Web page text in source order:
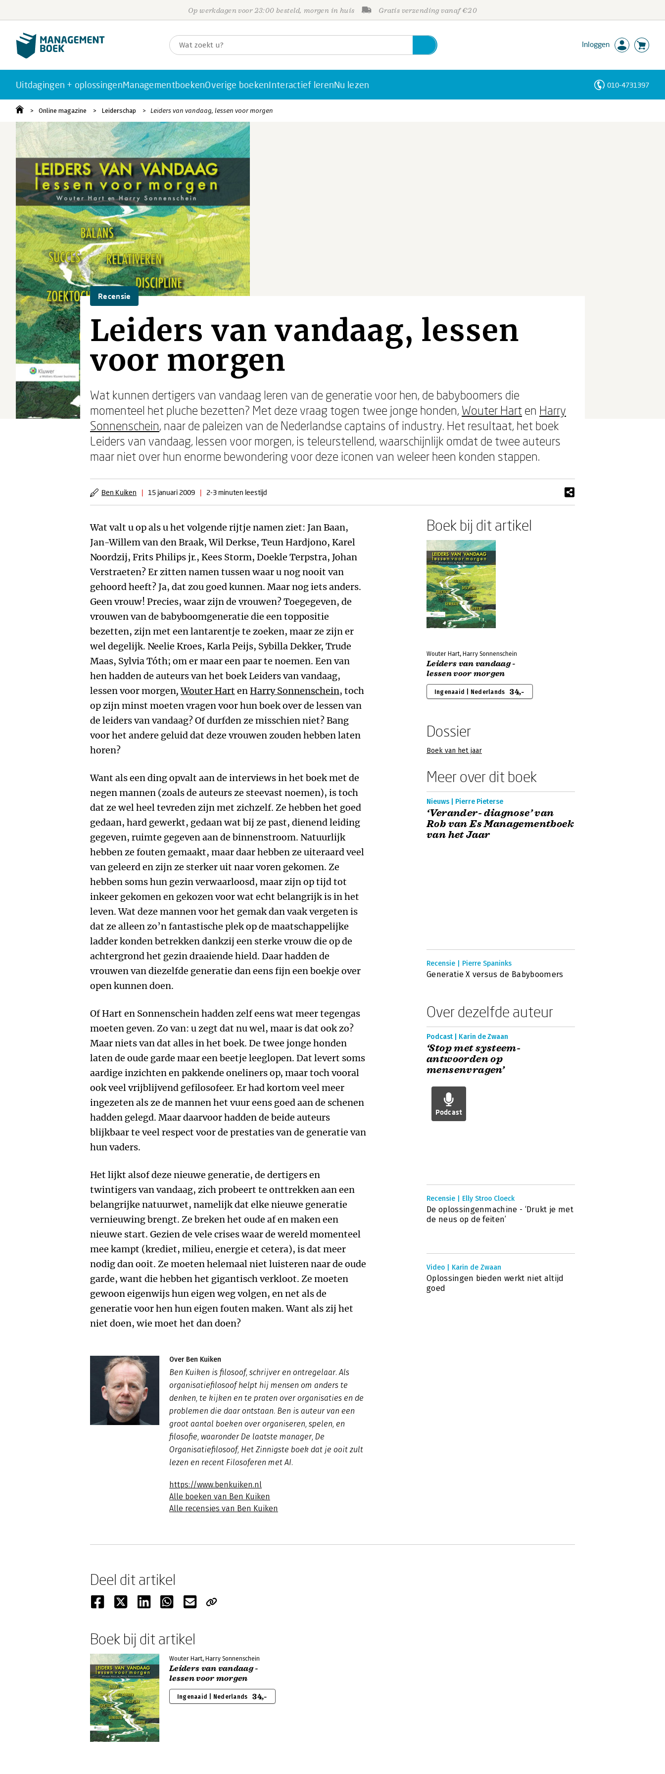
Op werkdagen voor 23:00 besteld, morgen in huis Gratis verzending vanaf €20
Inloggen
Uitdagingen + oplossingenManagementboekenOverige boekenInteractief lerenNu lezen 010-4731397
Online magazine Leiderschap Leiders van vandaag, lessen voor morgen
Recensie
Leiders van vandaag, lessen
voor morgen
Wat kunnen dertigers van vandaag leren van de generatie voor hen, de babyboomers die
momenteel het pluche bezetten? Met deze vraag togen twee jonge honden, Wouter Hart en Harry
Sonnenschein, naar de paleizen van de Nederlandse captains of industry. Het resultaat, het boek
Leiders van vandaag, lessen voor morgen, is teleurstellend, waarschijnlijk omdat de twee auteurs
maar niet over hun enorme bewondering voor deze iconen van weleer heen konden stappen.
Ben Kuiken | 15 januari 2009 | 2-3 minuten leestijd
Wat valt u op als u het volgende rijtje namen ziet: Jan Baan,
Jan-Willem van den Braak, Wil Derkse, Teun Hardjono, Karel
Noordzij, Frits Philips jr., Kees Storm, Doekle Terpstra, Johan
Verstraeten? Er zitten namen tussen waar u nog nooit van
gehoord heeft? Ja, dat zou goed kunnen. Maar nog iets anders.
Geen vrouw! Precies, waar zijn de vrouwen? Toegegeven, de
vrouwen van de babyboomgeneratie die een toppositie
bezetten, zijn met een lantarentje te zoeken, maar ze zijn er
wel degelijk. Neelie Kroes, Karla Peijs, Sybilla Dekker, Trude
Maas, Sylvia Tóth; om er maar een paar te noemen. Een van
hen hadden de auteurs van het boek Leiders van vandaag,
lessen voor morgen, Wouter Hart enHarry Sonnenschein, toch
op zijn minst moeten vragen voor hun boek over de lessen van
de leiders van vandaag? Of durfden ze misschien niet? Bang
voor het andere geluid dat deze vrouwen zouden hebben laten
horen?
Want als een ding opvalt aan de interviews in het boek met de
negen mannen (zoals de auteurs ze steevast noemen), is toch
dat ze wel heel tevreden zijn met zichzelf. Ze hebben het goed
gedaan, hard gewerkt, gedaan wat bij ze past, dienend leiding
gegeven, ruimte gegeven aan de binnenstroom. Natuurlijk
hebben ze fouten gemaakt, maar daar hebben ze uiteraard veel
van geleerd en zijn ze sterker uit naar voren gekomen. Ze
hebben soms hun gezin verwaarloosd, maar zijn op tijd tot
inkeer gekomen en gekozen voor wat echt belangrijk is in het
leven. Wat deze mannen voor het gemak dan vaak vergeten is
dat ze alleen zo’n fantastische plek op de maatschappelijke
ladder konden betrekken dankzij een sterke vrouw die op de
achtergrond het gezin draaiende hield. Daar hadden de
vrouwen van diezelfde generatie dan eens fijn een boekje over
open kunnen doen.
Of Hart en Sonnenschein hadden zelf eens wat meer tegengas
moeten geven. Zo van: u zegt dat nu wel, maar is dat ook zo?
Maar niets van dat alles in het boek. De twee jonge honden
laten de oude garde maar een beetje leeglopen. Dat levert soms
aardige inzichten en pakkende oneliners op, maar toch vooral
ook veel vrijblijvend gefilosofeer. Er had kortom veel meer
ingezeten als ze de mannen het vuur eens goed aan de schenen
hadden gelegd. Maar daarvoor hadden de beide auteurs
blijkbaar te veel respect voor de prestaties van de generatie van
hun vaders.
Het lijkt alsof deze nieuwe generatie, de dertigers en
twintigers van vandaag, zich probeert te onttrekken aan een
belangrijke natuurwet, namelijk dat elke nieuwe generatie
vernieuwing brengt. Ze breken het oude af en maken een
nieuwe start. Gezien de vele crises waar de wereld momenteel
mee kampt (krediet, milieu, energie et cetera), is dat meer
nodig dan ooit. Ze moeten helemaal niet luisteren naar de oude
garde, want die hebben het gigantisch verkloot. Ze moeten
gewoon eigenwijs hun eigen weg volgen, en net als de
generatie voor hen hun eigen fouten maken. Want als zij het
niet doen, wie moet het dan doen?
Over Ben Kuiken
Ben Kuiken is filosoof, schrijver en ontregelaar. Als
organisatiefilosoof helpt hij mensen om anders te
denken, te kijken en te praten over organisaties en de
problemen die daar ontstaan. Ben is auteur van een
groot aantal boeken over organiseren, spelen, en
filosofie, waaronderDe laatste manager, De
Organisatiefilosoof, Het Zinnigste boek dat je ooit zult
lezen en recent Filosoferen met AI.
https://www.benkuiken.nl
Alle boeken van Ben Kuiken
Alle recensies van Ben Kuiken
Boek bij dit artikel
Wouter Hart, Harry Sonnenschein
Leiders van vandaag -
lessen voor morgen
Ingenaaid | Nederlands 34,-
Dossier
Boek van het jaar
Meer over dit boek
Nieuws | Pierre Pieterse
‘Verander- diagnose’ van
Rob van Es Managementboek
van het Jaar
Recensie | Pierre Spaninks
Generatie X versus de Babyboomers
Over dezelfde auteur
Podcast | Karin de Zwaan
‘Stop met systeem-
antwoorden op
mensenvragen’
Podcast
Recensie | Elly Stroo Cloeck
De oplossingenmachine - ‘Drukt je met
de neus op de feiten’
Video | Karin de Zwaan
Oplossingen bieden werkt niet altijd
goed
Deel dit artikel
Boek bij dit artikel
Wouter Hart, Harry Sonnenschein
Leiders van vandaag -
lessen voor morgen
Ingenaaid | Nederlands 34,-
Personen